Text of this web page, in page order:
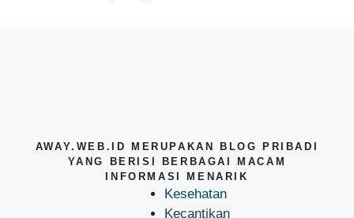
AWAY.WEB.ID MERUPAKAN BLOG PRIBADI
YANG BERISI BERBAGAI MACAM
INFORMASI MENARIK
Kesehatan
Kecantikan